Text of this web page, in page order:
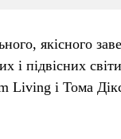
якісного
і підвісних
Living і Тома